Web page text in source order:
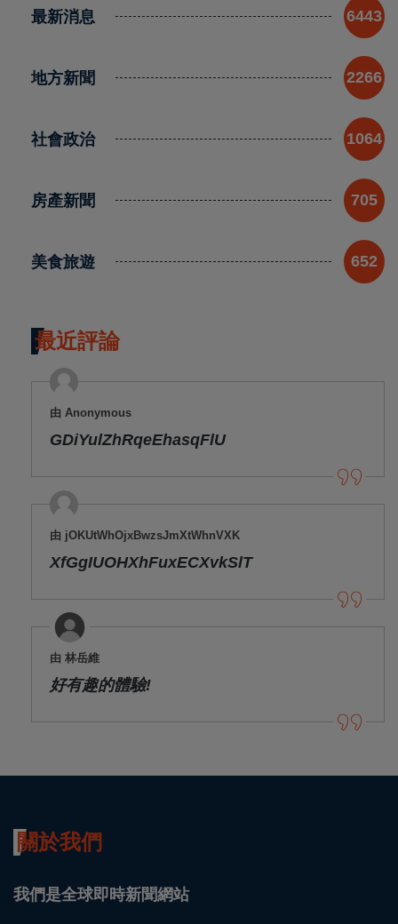
最新消息 6443
地方新聞 2266
社會政治 1064
房產新聞 705
美食旅遊 652
最近評論
由 Anonymous
GDiYulZhRqeEhasqFlU
由 jOKUtWhOjxBwzsJmXtWhnVXK
XfGgIUOHXhFuxECXvkSlT
由 林岳維
好有趣的體驗!
關於我們
我們是全球即時新聞網站